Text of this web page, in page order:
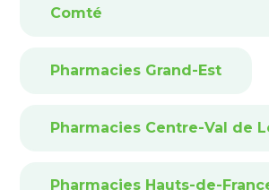
Comté
Pharmacies Grand-Est
Pharmacies Centre-Val de
Pharmacies Hauts-de-